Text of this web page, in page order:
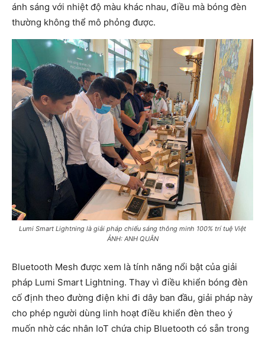
ánh sáng với nhiệt độ màu khác nhau, điều mà bóng đèn
thường không thể mô phỏng được.
Lumi Smart Lightning là giải pháp chiếu sáng thông minh 100% trí tuệ Việt
ẢNH: ANH QUÂN
Bluetooth Mesh được xem là tính năng nổi bật của giải
pháp Lumi Smart Lightning. Thay vì điều khiển bóng đèn
cố định theo đường điện khi đi dây ban đầu, giải pháp này
cho phép người dùng linh hoạt điều khiển đèn theo ý
muốn nhờ các nhân IoT chứa chip Bluetooth có sẵn trong